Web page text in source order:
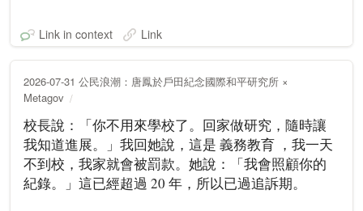
Link in context Link
2026-07-31 公民浪潮：唐鳳於戶田紀念國際和平研究所 ×
Metagov
校長說：「你不用來學校了。回家做研究，隨時讓
我知道進展。」我回她說，這是 義務教育 ，我一天
不到校，我家就會被罰款。她說：「我會照顧你的
紀錄。」這已經超過 20 年，所以已過追訴期。